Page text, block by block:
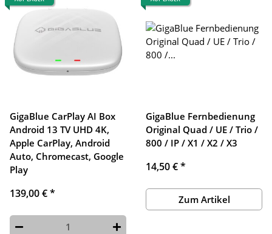
GigaBlue CarPlay AI Box
Android 13 TV UHD 4K,
Apple CarPlay, Android
Auto, Chromecast, Google
Play
139,00 €*
GigaBlue Fernbedienung
Original Quad / UE / Trio /
800 / IP / X1 / X2 / X3
14,50 €*
Zum Artikel